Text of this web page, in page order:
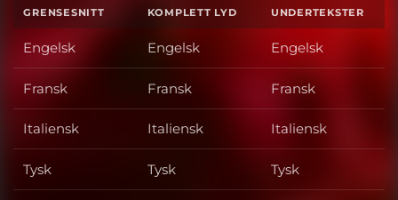
GRENSESNITT KOMPLETT LYD UNDERTEKSTER
Engelsk Engelsk Engelsk
Fransk Fransk Fransk
Italiensk Italiensk Italiensk
Tysk Tysk Tysk